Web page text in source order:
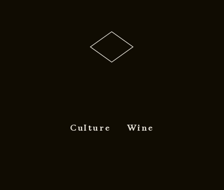
Culture Wine